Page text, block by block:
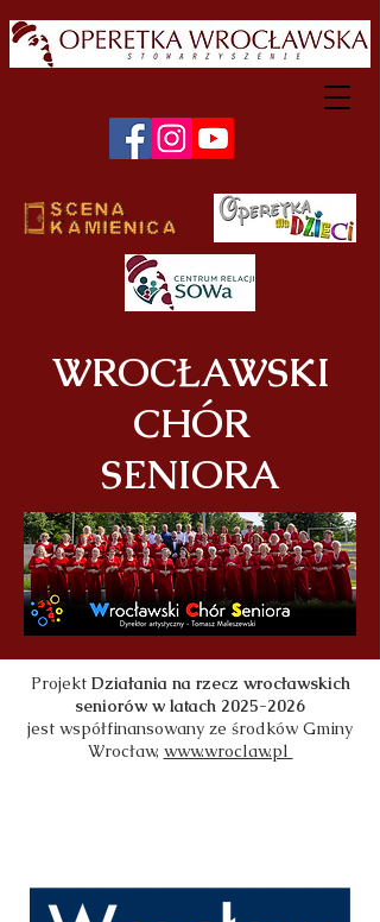
WROCŁAWSKI
CHÓR
SENIORA
Projekt Działania na rzecz wrocławskich
seniorów w latach 2025-2026
jest współfinansowany ze środków Gminy
Wrocław, www.wroclaw.pl